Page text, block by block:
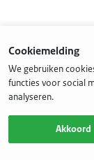
Cookiemelding
We gebruiken
functies voor social
analyseren.
Akkoord